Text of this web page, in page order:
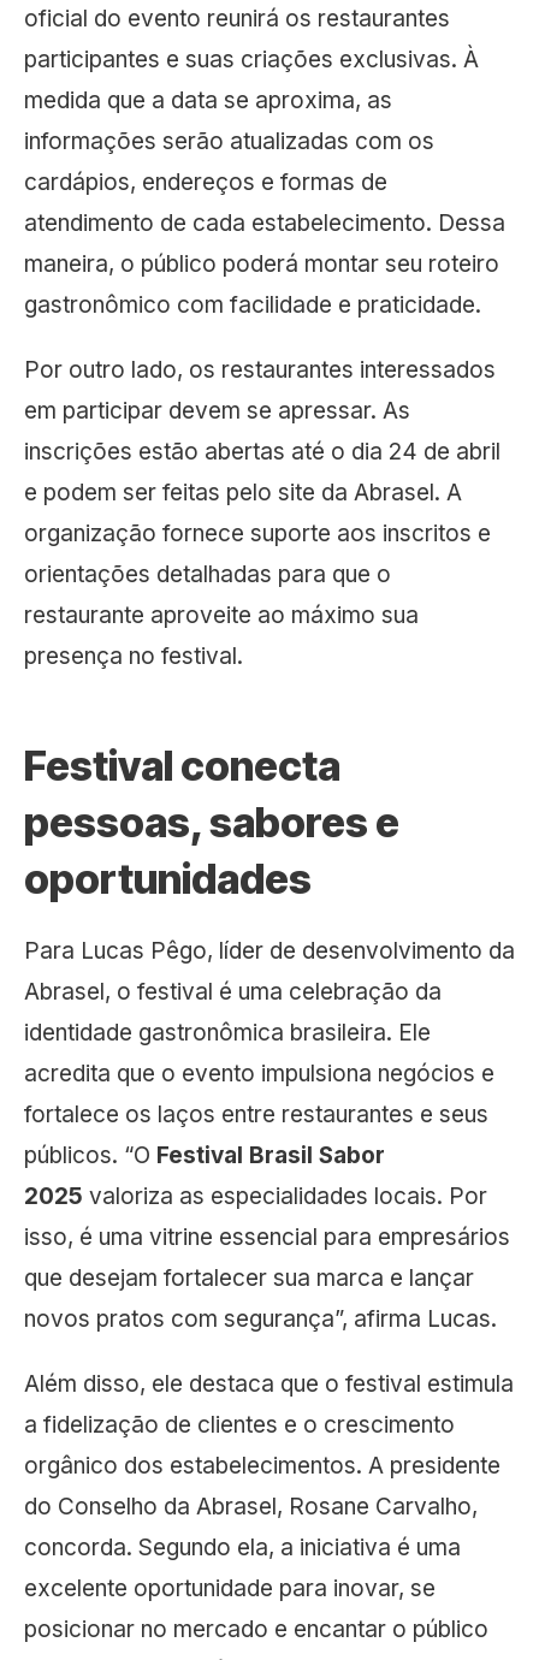
oficial do evento reunirá os restaurantes
participantes e suas criações exclusivas. À
medida que a data se aproxima, as
informações serão atualizadas com os
cardápios, endereços e formas de
atendimento de cada estabelecimento. Dessa
maneira, o público poderá montar seu roteiro
gastronômico com facilidade e praticidade.
Por outro lado, os restaurantes interessados
em participar devem se apressar. As
inscrições estão abertas até o dia 24 de abril
e podem ser feitas pelo site da Abrasel. A
organização fornece suporte aos inscritos e
orientações detalhadas para que o
restaurante aproveite ao máximo sua
presença no festival.
Festival conecta
pessoas, sabores e
oportunidades
Para Lucas Pêgo, líder de desenvolvimento da
Abrasel, o festival é uma celebração da
identidade gastronômica brasileira. Ele
acredita que o evento impulsiona negócios e
fortalece os laços entre restaurantes e seus
públicos. “O Festival Brasil Sabor
2025 valoriza as especialidades locais. Por
isso, é uma vitrine essencial para empresários
que desejam fortalecer sua marca e lançar
novos pratos com segurança”, afirma Lucas.
Além disso, ele destaca que o festival estimula
a fidelização de clientes e o crescimento
orgânico dos estabelecimentos. A presidente
do Conselho da Abrasel, Rosane Carvalho,
concorda. Segundo ela, a iniciativa é uma
excelente oportunidade para inovar, se
posicionar no mercado e encantar o público